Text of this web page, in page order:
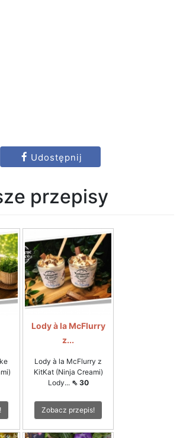
Udostępnij
przepisy
Lody à la McFlurry
z...
Lody à la McFlurry z
KitKat (Ninja Creami)
Lody... ⇖ 30
Zobacz przepis!